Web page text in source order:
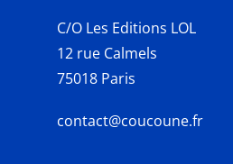
C/O Les Editions LOL
12 rue Calmels
75018 Paris
contact@coucoune.fr